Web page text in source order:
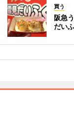
買う
阪急
だい